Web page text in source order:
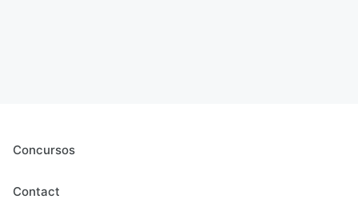
Concursos
Contact